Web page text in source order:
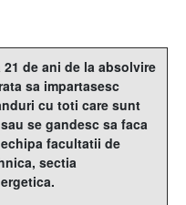
21 de ani de la absolvire
sa impartasesc
cu toti care sunt
se gandesc sa faca
facultatii de
sectia